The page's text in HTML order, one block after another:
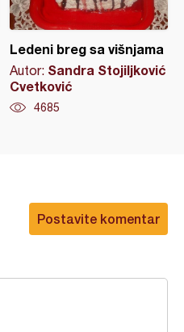
Ledeni breg sa višnjama
Autor: Sandra Stojiljković
Cvetković
4685
Postavite komentar